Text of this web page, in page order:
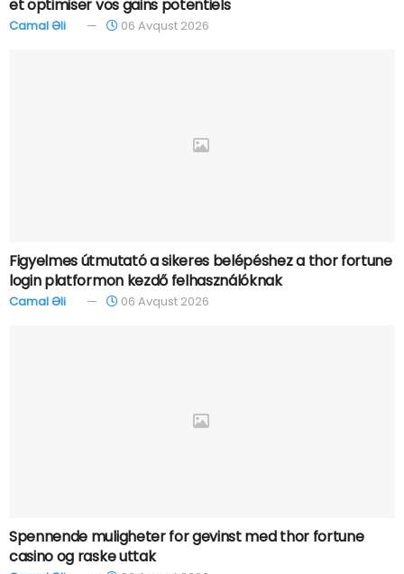
et optimiser vos gains potentiels
Camal Əli 06 Avqust 2026
Figyelmes útmutató a sikeres belépéshez a thor fortune
login platformon kezdő felhasználóknak
Camal Əli 06 Avqust 2026
Spennende muligheter for gevinst med thor fortune
casino og raske uttak